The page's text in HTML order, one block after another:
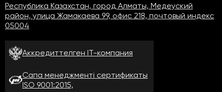
Республика Казахстан, город Алматы, Медеуский
район, улица Жамакаева 99, офис 218, почтовый индекс
05004
Аккредиттелген IT-компания
Сапа менеджменті сертификаты
ISO 9001:2015,